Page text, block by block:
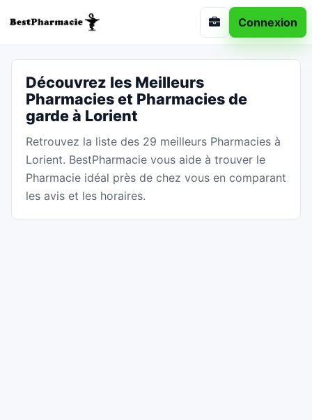
Connexion
Découvrez les Meilleurs
Pharmacies et Pharmacies de
garde à Lorient
Retrouvez la liste des 29 meilleurs Pharmacies à
Lorient. BestPharmacie vous aide à trouver le
Pharmacie idéal près de chez vous en comparant
les avis et les horaires.